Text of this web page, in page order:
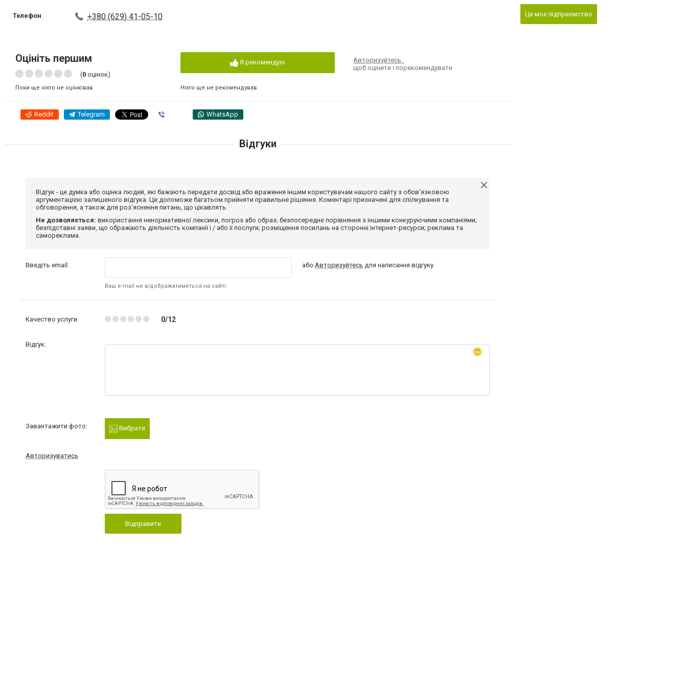
Телефон +380 (629) 41-05-10
Оцініть першим
(0 оцінок)
Поки ще ніхто не оцінював
Я рекомендую
Ніхто ще не рекомендував
Авторизуйтесь,
щоб оцінити і порекомендувати
Reddit Telegram WhatsApp
Це моє підприємство
Відгуки
Відгук - це думка або оцінка людей, які бажають передати досвід або враження іншим користувачам нашого сайту з обов'язковою
аргументацією залишеного відгука. Це допоможе багатьом прийняти правильне рішення. Коментарі призначені для спілкування та
обговорення, а також для роз'яснення питань, що цікавлять.
Не дозволяється: використання ненормативної лексики, погроз або образ; безпосереднє порівняння з іншими конкуруючими компаніями;
безпідставні заяви, що ображають діяльність компанії і / або її послуги; розміщення посилань на сторонні інтернет-ресурси; реклама та
самореклама.
Введіть email:
Ваш e-mail не відображатиметься на сайті
абоАвторизуйтесь для написання відгуку
Качество услуги 0/12
Відгук:
Завантажити фото: Вибрати
Авторизуватись
Відправити